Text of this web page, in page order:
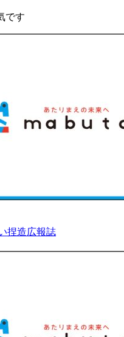
捏造広報誌